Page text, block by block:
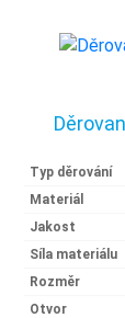
Typ děrování
Materiál
Jakost
Síla materiálu
Rozměr
Otvor